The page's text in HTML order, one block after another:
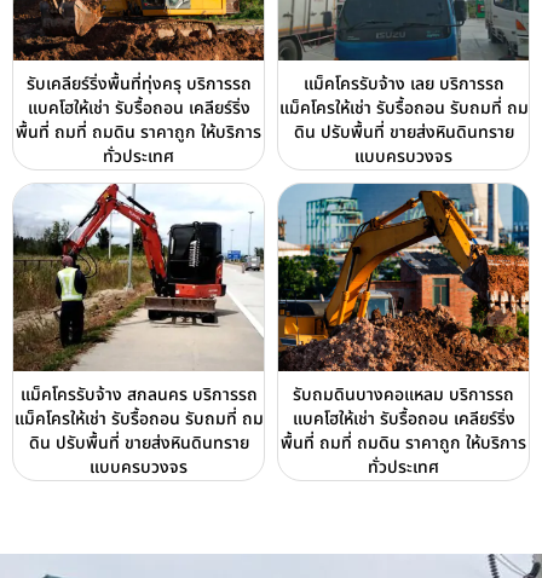
รับเคลียร์ริ่งพื้นที่ทุ่งครุ บริการรถ
แบคโฮให้เช่า รับรื้อถอน เคลียร์ริ่ง
พื้นที่ ถมที่ ถมดิน ราคาถูก ให้บริการ
ทั่วประเทศ
แม็คโครรับจ้าง เลย บริการรถ
แม็คโครให้เช่า รับรื้อถอน รับถมที่ ถม
ดิน ปรับพื้นที่ ขายส่งหินดินทราย
แบบครบวงจร
แม็คโครรับจ้าง สกลนคร บริการรถ
แม็คโครให้เช่า รับรื้อถอน รับถมที่ ถม
ดิน ปรับพื้นที่ ขายส่งหินดินทราย
แบบครบวงจร
รับถมดินบางคอแหลม บริการรถ
แบคโฮให้เช่า รับรื้อถอน เคลียร์ริ่ง
พื้นที่ ถมที่ ถมดิน ราคาถูก ให้บริการ
ทั่วประเทศ